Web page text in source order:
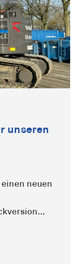
unseren
neuen